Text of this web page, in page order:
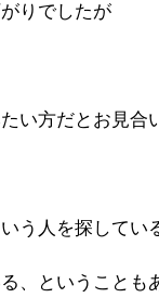
りでしたが
い方だとお見合
う人を探してい
、ということも